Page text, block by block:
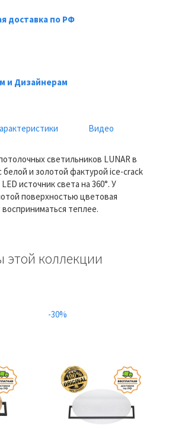
доставка по РФ
и Дизайнерам
Видео
светильников LUNAR в
белой и золотой фактурой ice-crack
источник света на 360°. У
поверхностью цветовая
теплее.
этой коллекции
-30%